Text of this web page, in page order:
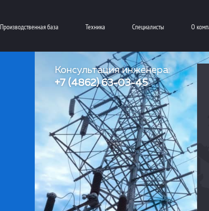
Производственная база Техника Специалисты О
Консультация инженера:
+7 (4862) 63-03-45